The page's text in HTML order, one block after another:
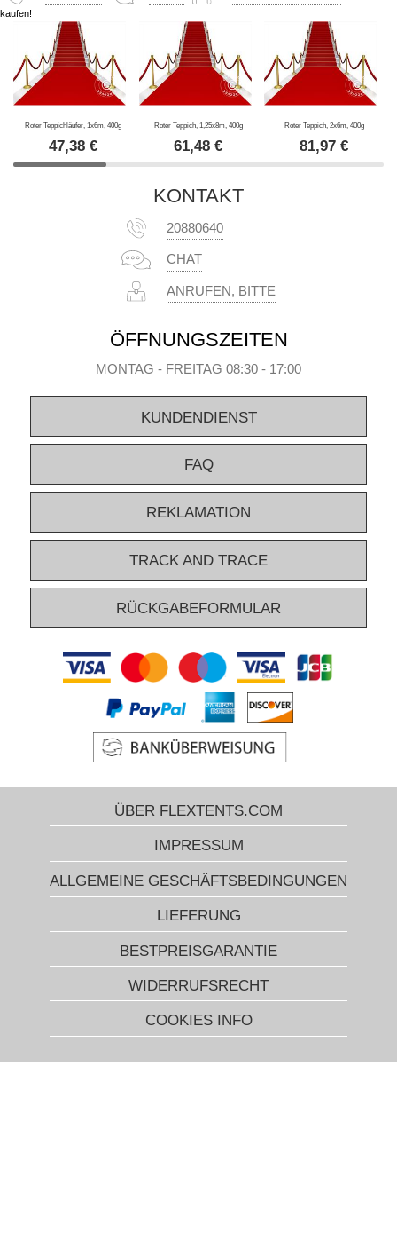
kaufen!
Roter Teppichläufer, 1x6m, 400g
47,38€
Roter Teppich, 1,25x8m, 400g
61,48 €
Roter Teppich, 2x6m, 400g
81,97 €
KONTAKT
20880640
CHAT
ANRUFEN, BITTE
ÖFFNUNGSZEITEN
MONTAG - FREITAG 08:30 - 17:00
KUNDENDIENST
FAQ
REKLAMATION
TRACK AND TRACE
RÜCKGABEFORMULAR
ÜBER FLEXTENTS.COM
IMPRESSUM
ALLGEMEINE GESCHÄFTSBEDINGUNGEN
LIEFERUNG
BESTPREISGARANTIE
WIDERRUFSRECHT
COOKIES INFO